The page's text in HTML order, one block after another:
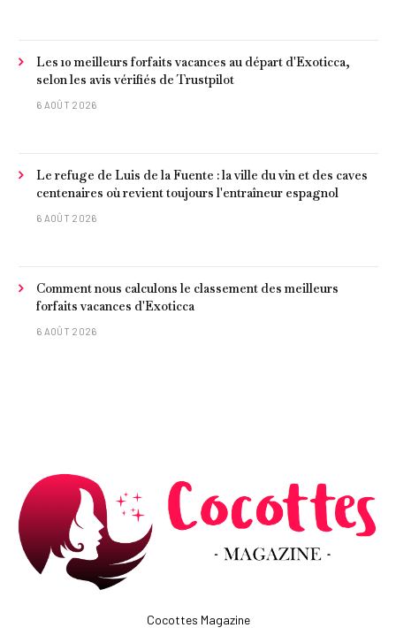
Les 10 meilleurs forfaits vacances au départ d'Exoticca,
selon les avis vérifiés de Trustpilot
6 AOÛT 2026
Le refuge de Luis de la Fuente : la ville du vin et des caves
centenaires où revient toujours l'entraîneur espagnol
6 AOÛT 2026
Comment nous calculons le classement des meilleurs
forfaits vacances d'Exoticca
6 AOÛT 2026
Cocottes Magazine